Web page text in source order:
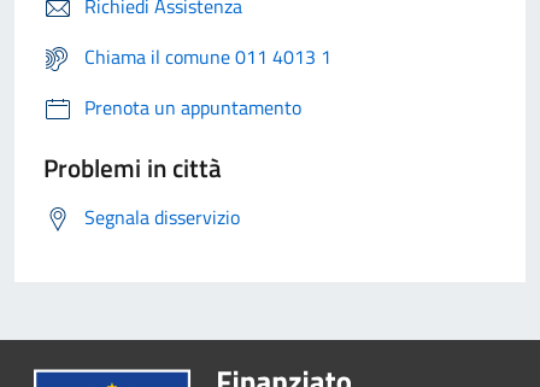
Richiedi Assistenza
Chiama il comune 011 4013 1
Prenota un appuntamento
Problemi in città
Segnala disservizio